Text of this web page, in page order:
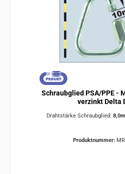
Schraubglied PSA/PPE -
verzinkt Delta
Drahtstärke Schraubglied:
Produktnummer: